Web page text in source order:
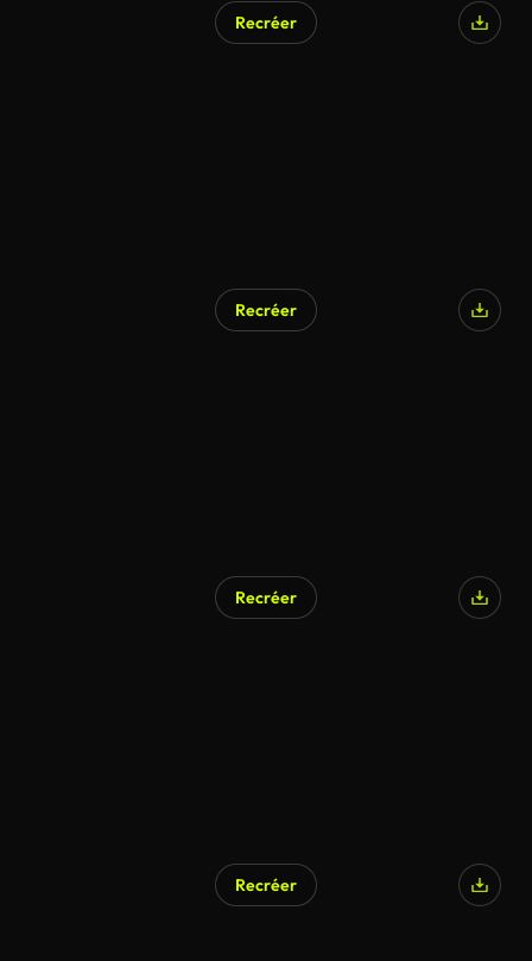
Recréer
Recréer
Recréer
Recréer